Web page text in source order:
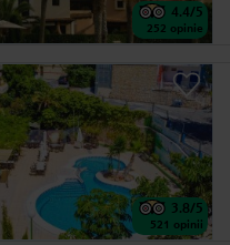
4.4/5
252 opinie
3.8/5
521 opinii